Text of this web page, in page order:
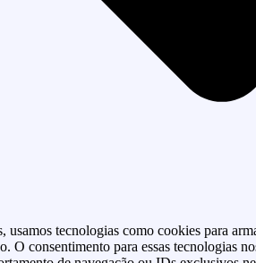
usamos tecnologias como cookies para
O consentimento para essas tecnologias